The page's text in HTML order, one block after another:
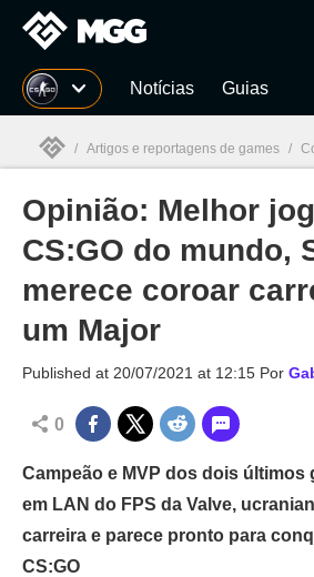
Millenium Notícias Guias
Millenium
/ Artigos e reportagens de games /
Opinião: Melhor
CS:GO do mundo,
merece coroar
um Major
Published at 20/07/2021 at 12:15 Por
0
Campeão e MVP dos dois últimos
em LAN do FPS da Valve,
carreira e parece pronto para
CS:GO